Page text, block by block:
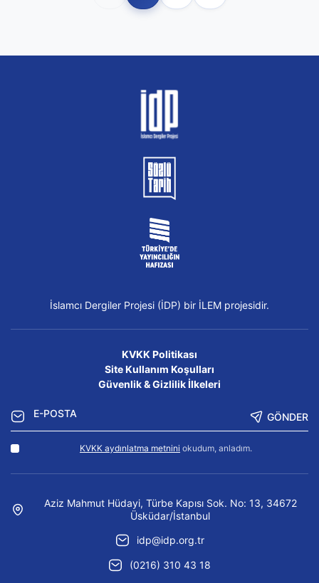
İslamcı Dergiler Projesi (İDP) bir İLEM projesidir.
KVKK Politikası
Site Kullanım Koşulları
Güvenlik & Gizlilik İlkeleri
GÖNDER
KVKK aydınlatma metnini okudum, anladım.
Aziz Mahmut Hüdayi, Türbe Kapısı Sok. No: 13, 34672
Üsküdar/İstanbul
idp@idp.org.tr
(0216) 310 43 18